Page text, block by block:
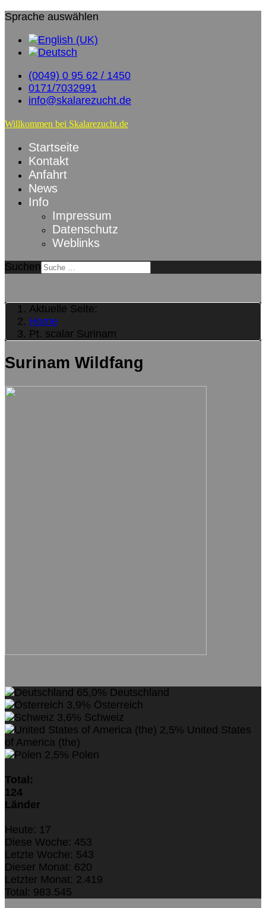
Sprache auswählen
(0049) 0 95 62 / 1450
0171/7032991
info@skalarezucht.de
Willkommen bei Skalarezucht.de
Startseite
Kontakt
Anfahrt
News
Info
Impressum
Datenschutz
Weblinks
Suchen
Aktuelle Seite:
Home
Pt. scalar Surinam
Surinam Wildfang
65,0% Deutschland
3,9% Österreich
3,6% Schweiz
2,5% United States
of America (the)
2,5% Polen
Total:
124
Länder
Heute: 17
Diese Woche: 453
Letzte Woche: 543
Dieser Monat: 620
Letzter Monat: 2.419
Total: 983.545